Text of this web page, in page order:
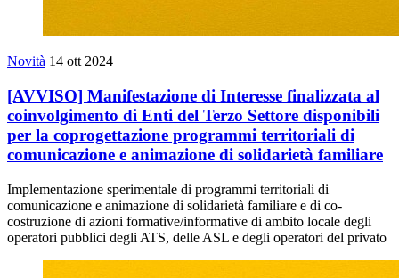
Novità 14 ott 2024
[AVVISO] Manifestazione di Interesse finalizzata al
coinvolgimento di Enti del Terzo Settore disponibili
per la coprogettazione programmi territoriali di
comunicazione e animazione di solidarietà familiare
Implementazione sperimentale di programmi territoriali di
comunicazione e animazione di solidarietà familiare e di co-
costruzione di azioni formative/informative di ambito locale degli
operatori pubblici degli ATS, delle ASL e degli operatori del privato